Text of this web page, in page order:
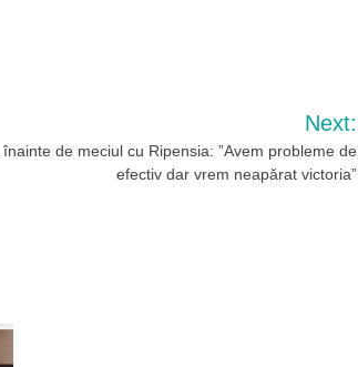
Next:
înainte de meciul cu Ripensia: ”Avem probleme de
efectiv dar vrem neapărat victoria”